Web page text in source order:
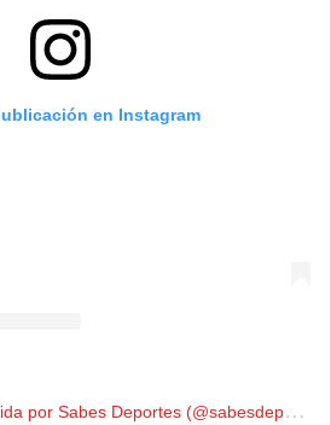
en Instagram
U
na publicación compartida por Sabes Deportes (@sabesdeportes)